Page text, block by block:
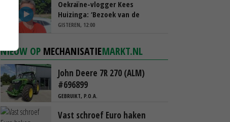
Oekraïne-vlogger Kees
Huizinga: ‘Bezoek van de
ambassade mag zelf groente
GISTEREN, 12:00
NIEUW OP MECHANISATIEMARKT.NL
John Deere 7R 270 (ALM)
#696899
GEBRUIKT, P.O.A.
Vast schroef Euro haken